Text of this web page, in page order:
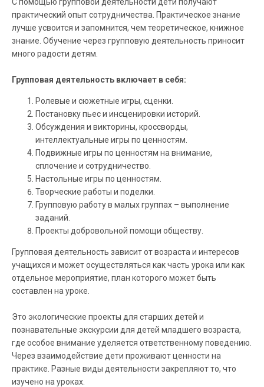
практический опыт сотрудничества. Практическое знание
лучше усвоится и запомнится, чем теоретическое, книжное
знание. Обучение через групповую деятельность приносит
много радости детям.
Групповая деятельность включает в себя:
Ролевые и сюжетные игры, сценки.
Постановку пьес и инсценировки историй.
Обсуждения и викторины, кроссворды,
интеллектуальные игры по ценностям.
Подвижные игры по ценностям на внимание,
сплочение и сотрудничество.
Настольные игры по ценностям.
Творческие работы и поделки.
Групповую работу в малых группах – выполнение
заданий.
Проекты добровольной помощи обществу.
Групповая деятельность зависит от возраста и интересов
учащихся и может осуществляться как часть урока или как
отдельное мероприятие, план которого может быть
составлен на уроке.
Это экологические проекты для старших детей и
познавательные экскурсии для детей младшего возраста,
где особое внимание уделяется ответственному поведению.
Через взаимодействие дети проживают ценности на
практике. Разные виды деятельности закрепляют то, что
изучено на уроках.